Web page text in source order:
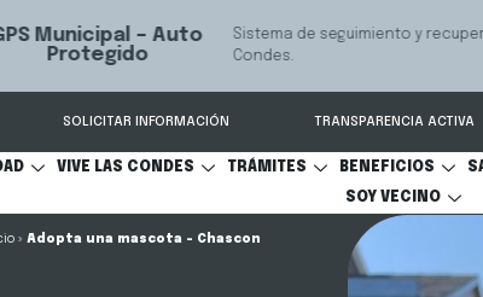
Municipal – Auto
Protegido
Sistema de seguimiento y
Condes.
SOLICITAR INFORMACIÓN TRANSPARENCIA ACTIVA
VIVE LAS CONDES TRÁMITES BENEFICIOS
SOY VECINO
» Adopta una mascota – Chascon